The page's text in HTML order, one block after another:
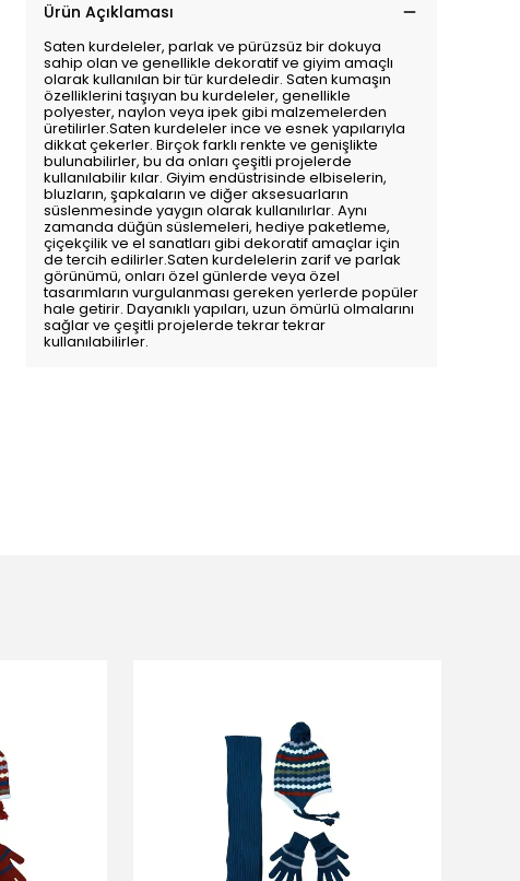
Ürün Açıklaması
Saten kurdeleler, parlak ve pürüzsüz bir dokuya
sahip olan ve genellikle dekoratif ve giyim amaçlı
olarak kullanılan bir tür kurdeledir. Saten kumaşın
özelliklerini taşıyan bu kurdeleler, genellikle
polyester, naylon veya ipek gibi malzemelerden
üretilirler.Saten kurdeleler ince ve esnek yapılarıyla
dikkat çekerler. Birçok farklı renkte ve genişlikte
bulunabilirler, bu da onları çeşitli projelerde
kullanılabilir kılar. Giyim endüstrisinde elbiselerin,
bluzların, şapkaların ve diğer aksesuarların
süslenmesinde yaygın olarak kullanılırlar. Aynı
zamanda düğün süslemeleri, hediye paketleme,
çiçekçilik ve el sanatları gibi dekoratif amaçlar için
de tercih edilirler.Saten kurdelelerin zarif ve parlak
görünümü, onları özel günlerde veya özel
tasarımların vurgulanması gereken yerlerde popüler
hale getirir. Dayanıklı yapıları, uzun ömürlü olmalarını
sağlar ve çeşitli projelerde tekrar tekrar
kullanılabilirler.